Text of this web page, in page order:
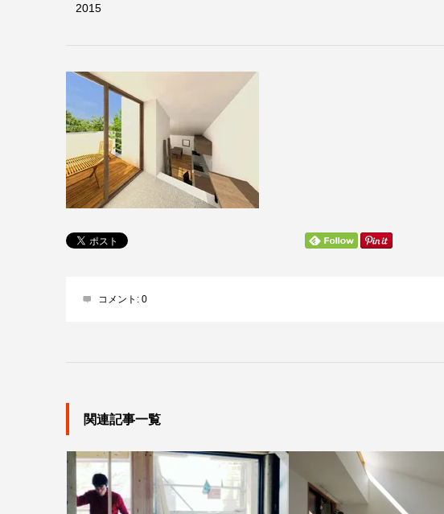
2015
コメント: 0
関連記事一覧